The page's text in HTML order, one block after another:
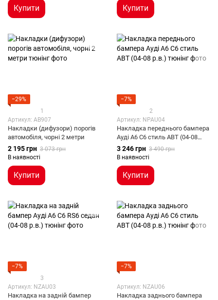
Купити Купити
−29%
1
Артикул: AB907
Накладки (дифузори) порогів
автомобіля, чорні 2 метри
2 195 грн 3 073 грн
В наявності
Купити
−7%
2
Артикул: NPAU04
Накладка переднього бампера
Ауді А6 С6 стиль ABT (04-08
р.в.)
3 246 грн 3 490 грн
В наявності
Купити
−7%
3
Артикул: NZAU03
Накладка на задній бампер
−7%
Артикул: NZAU06
Накладка заднього бампера